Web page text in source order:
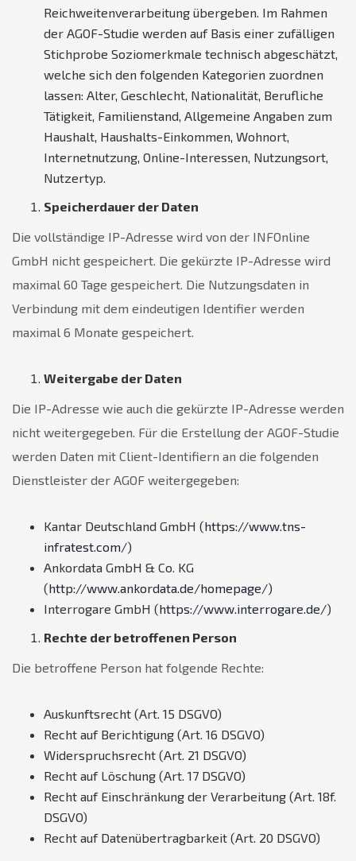
Reichweitenverarbeitung übergeben. Im Rahmen
der AGOF-Studie werden auf Basis einer zufälligen
Stichprobe Soziomerkmale technisch abgeschätzt,
welche sich den folgenden Kategorien zuordnen
lassen: Alter, Geschlecht, Nationalität, Berufliche
Tätigkeit, Familienstand, Allgemeine Angaben zum
Haushalt, Haushalts-Einkommen, Wohnort,
Internetnutzung, Online-Interessen, Nutzungsort,
Nutzertyp.
Speicherdauer der Daten
Die vollständige IP-Adresse wird von der INFOnline
GmbH nicht gespeichert. Die gekürzte IP-Adresse wird
maximal 60 Tage gespeichert. Die Nutzungsdaten in
Verbindung mit dem eindeutigen Identifier werden
maximal 6 Monate gespeichert.
Weitergabe der Daten
Die IP-Adresse wie auch die gekürzte IP-Adresse werden
nicht weitergegeben. Für die Erstellung der AGOF-Studie
werden Daten mit Client-Identifiern an die folgenden
Dienstleister der AGOF weitergegeben:
Kantar Deutschland GmbH (https://www.tns-
infratest.com/)
Ankordata GmbH & Co. KG
(http://www.ankordata.de/homepage/)
Interrogare GmbH (https://www.interrogare.de/)
Rechte der betroffenen Person
Die betroffene Person hat folgende Rechte:
Auskunftsrecht (Art. 15 DSGVO)
Recht auf Berichtigung (Art. 16 DSGVO)
Widerspruchsrecht (Art. 21 DSGVO)
Recht auf Löschung (Art. 17 DSGVO)
Recht auf Einschränkung der Verarbeitung (Art. 18f.
DSGVO)
Recht auf Datenübertragbarkeit (Art. 20 DSGVO)